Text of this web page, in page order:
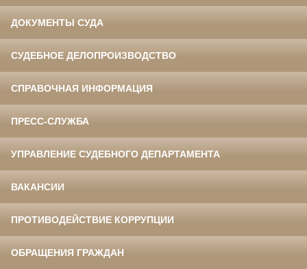
ДОКУМЕНТЫ СУДА
СУДЕБНОЕ ДЕЛОПРОИЗВОДСТВО
СПРАВОЧНАЯ ИНФОРМАЦИЯ
ПРЕСС-СЛУЖБА
УПРАВЛЕНИЕ СУДЕБНОГО ДЕПАРТАМЕНТА
ВАКАНСИИ
ПРОТИВОДЕЙСТВИЕ КОРРУПЦИИ
ОБРАЩЕНИЯ ГРАЖДАН